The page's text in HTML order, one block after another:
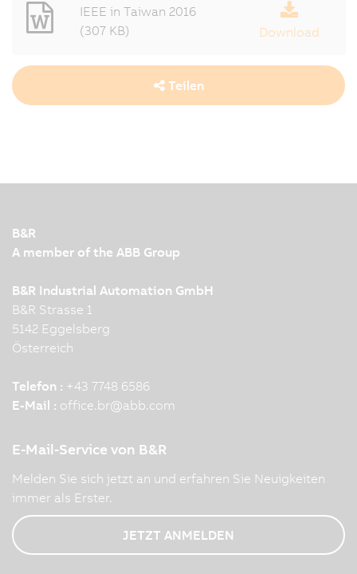
IEEE in Taiwan 2016
(307 KB)
Download
Teilen
B&R
A member of the ABB Group
B&R Industrial Automation GmbH
B&R Strasse 1
5142 Eggelsberg
Österreich
Telefon : +43 7748 6586
E-Mail : office.br@abb.com
E-Mail-Service von B&R
Melden Sie sich jetzt an und erfahren Sie Neuigkeiten
immer als Erster.
JETZT ANMELDEN